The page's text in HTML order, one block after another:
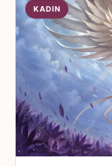
KADIN